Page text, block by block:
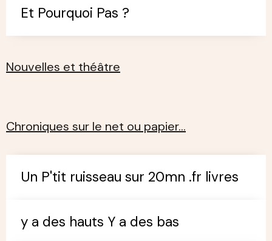
Et Pourquoi Pas ?
Nouvelles et théâtre
Chroniques sur le net ou papier…
Un P'tit ruisseau sur 20mn .fr livres
y a des hauts Y a des bas